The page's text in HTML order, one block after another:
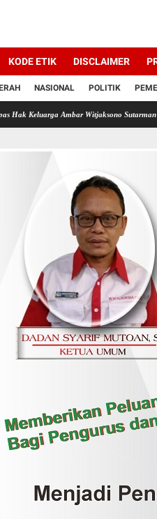
KODE ETIK DISCLAIMER
NASIONAL POLITIK
Ambar Witjaksono Sutarman Ribuan